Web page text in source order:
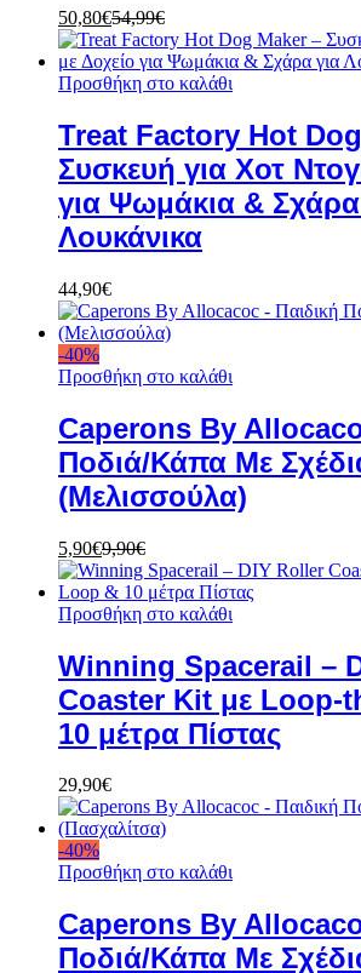
50,80€54,99€
Προσθήκη στο καλάθι
Treat Factory Hot
Συσκευή για Χοτ
για Ψωμάκια & Σχάρα
Λουκάνικα
44,90€
-40%
Προσθήκη στο καλάθι
Caperons By
Ποδιά/Κάπα Με
(Μελισσούλα)
5,90€9,90€
Προσθήκη στο καλάθι
Winning Spacerail –
Coaster Kit με Loop-
10 μέτρα Πίστας
29,90€
-40%
Προσθήκη στο καλάθι
Caperons By
Ποδιά/Κάπα Με